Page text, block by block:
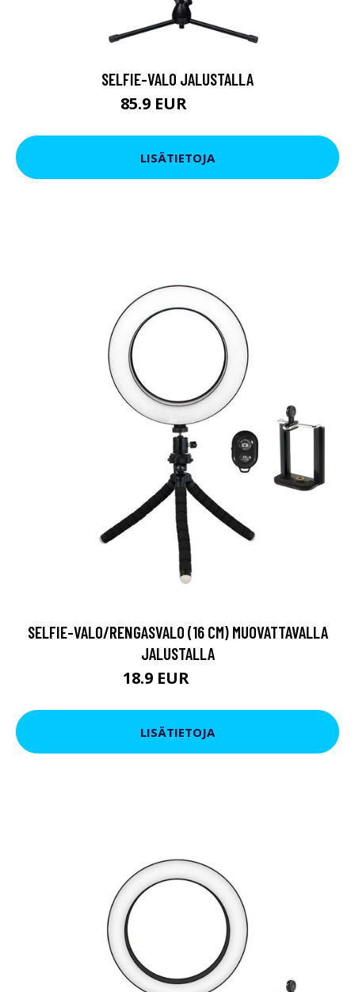
SELFIE-VALO JALUSTALLA
85.9 EUR
LISÄTIETOJA
SELFIE-VALO/RENGASVALO (16 CM) MUOVATTAVALLA
JALUSTALLA
18.9 EUR
LISÄTIETOJA